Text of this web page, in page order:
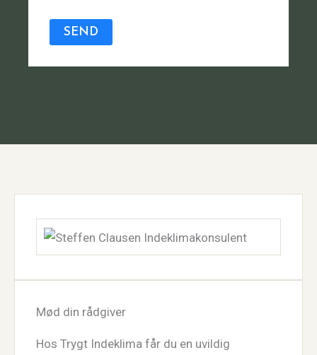
SEND
Mød din rådgiver
Hos Trygt Indeklima får du en uvildig